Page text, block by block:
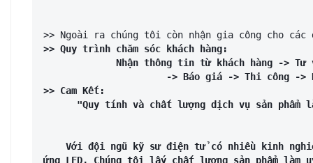
>> Ngoài ra chúng tôi còn nhận gia công cho
>> Quy trình chăm sóc khách hàng:
Nhận thông tin từ khách hàng
-> Báo giá -> Thi
>> Cam Kết:
"Quy tính và chất lượng dịch vụ sản
Với đội ngũ kỹ sư điện tử có nhiều kinh
ứng LED. Chúng tôi lấy chất lượng sản phẩm